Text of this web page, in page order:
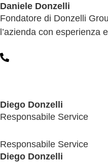
Daniele Donzelli
Fondatore di Donzelli
l’azienda con esperienza
Diego Donzelli
Responsabile Service
Responsabile Service
Diego Donzelli